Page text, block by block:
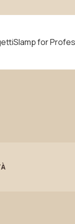
Slamp for